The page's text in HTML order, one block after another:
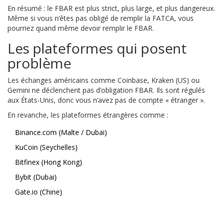
En résumé : le FBAR est plus strict, plus large, et plus dangereux.
Même si vous n’êtes pas obligé de remplir la FATCA, vous
pourriez quand même devoir remplir le FBAR.
Les plateformes qui posent
problème
Les échanges américains comme Coinbase, Kraken (US) ou
Gemini ne déclenchent pas d’obligation FBAR. Ils sont régulés
aux États-Unis, donc vous n’avez pas de compte « étranger ».
En revanche, les plateformes étrangères comme :
Binance.com (Malte / Dubai)
KuCoin (Seychelles)
Bitfinex (Hong Kong)
Bybit (Dubai)
Gate.io (Chine)